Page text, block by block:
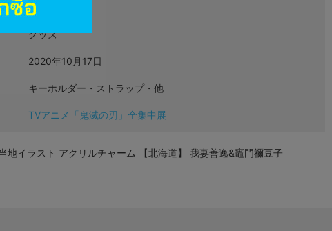
L04748873
グッズ
2020年10月17日
キーホルダー・ストラップ・他
TVアニメ「鬼滅の刃」全集中展
地イラスト アクリルチャーム 【北海道】 我妻善逸&竈門禰豆子